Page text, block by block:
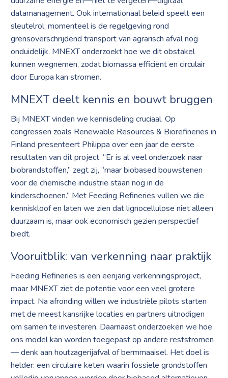
datamanagement. Ook internationaal beleid speelt een
sleutelrol; momenteel is de regelgeving rond
grensoverschrijdend transport van agrarisch afval nog
onduidelijk. MNEXT onderzoekt hoe we dit obstakel
kunnen wegnemen, zodat biomassa efficiënt en circulair
door Europa kan stromen.
MNEXT deelt kennis en bouwt bruggen
Bij MNEXT vinden we kennisdeling cruciaal. Op
congressen zoals Renewable Resources & Biorefineries in
Finland presenteert Philippa over een jaar de eerste
resultaten van dit project. “Er is al veel onderzoek naar
biobrandstoffen,” zegt zij, “maar biobased bouwstenen
voor de chemische industrie staan nog in de
kinderschoenen.” Met Feeding Refineries vullen we die
kenniskloof en laten we zien dat lignocellulose niet alleen
duurzaam is, maar ook economisch gezien perspectief
biedt.
Vooruitblik: van verkenning naar praktijk
Feeding Refineries is een eenjarig verkenningsproject,
maar MNEXT ziet de potentie voor een veel grotere
impact. Na afronding willen we industriële pilots starten
met de meest kansrijke locaties en partners uitnodigen
om samen te investeren. Daarnaast onderzoeken we hoe
ons model kan worden toegepast op andere reststromen
— denk aan houtzagerij­afval of bermmaaisel. Het doel is
helder: een circulaire keten waarin fossiele grondstoffen